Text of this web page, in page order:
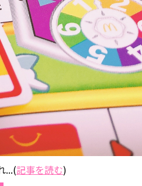
...(記事を読む)